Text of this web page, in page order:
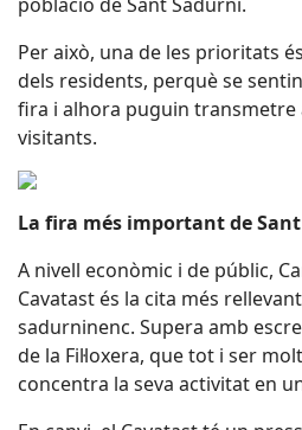
Per això, una de les prioritats
dels residents, perquè se
fira i alhora puguin transmetre
visitants.
La fira més important de
A nivell econòmic i de públic,
Cavatast és la cita més
sadurninenc. Supera amb
de la Fil·loxera, que tot i ser
concentra la seva activitat en